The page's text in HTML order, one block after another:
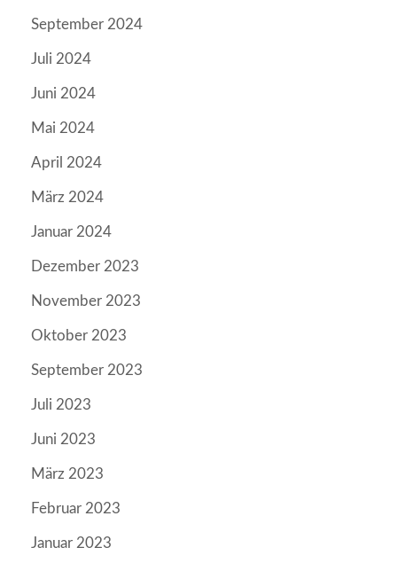
September 2024
Juli 2024
Juni 2024
Mai 2024
April 2024
März 2024
Januar 2024
Dezember 2023
November 2023
Oktober 2023
September 2023
Juli 2023
Juni 2023
März 2023
Februar 2023
Januar 2023